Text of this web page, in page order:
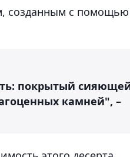
созданным с помощью
покрытый
камней", –